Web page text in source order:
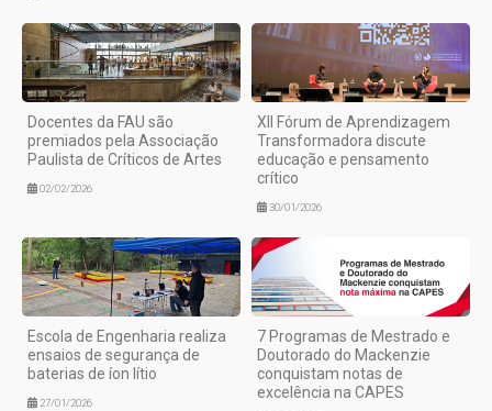
Docentes da FAU são
premiados pela Associação
Paulista de Críticos de Artes
02/02/2026
XII Fórum de Aprendizagem
Transformadora discute
educação e pensamento
crítico
30/01/2026
Escola de Engenharia realiza
ensaios de segurança de
baterias de íon lítio
27/01/2026
7 Programas de Mestrado e
Doutorado do Mackenzie
conquistam notas de
excelência na CAPES